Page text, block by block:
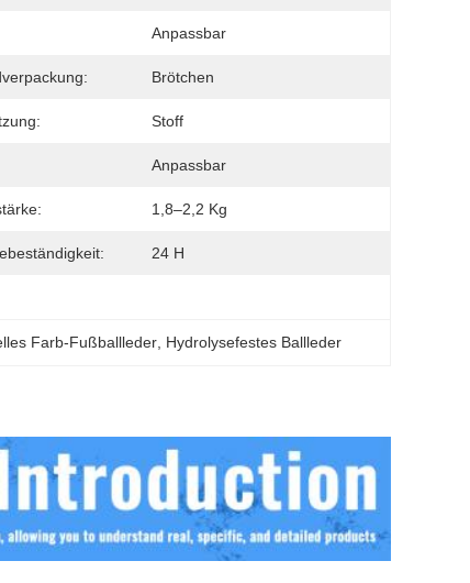
Anpassbar
Brötchen
Stoff
Anpassbar
1,8–2,2 Kg
24 H
Farb-Fußballleder Hydrolysefestes Ballleder